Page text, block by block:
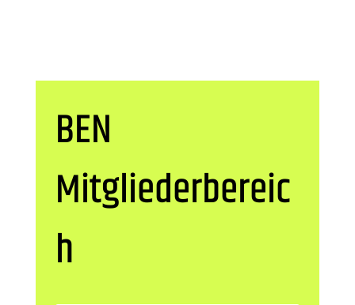
BEN
Mitgliederbereic
h